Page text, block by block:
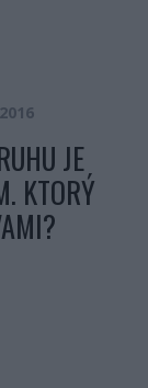
JE
KTORÝ